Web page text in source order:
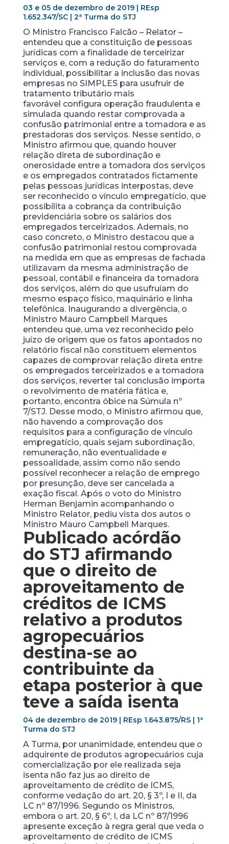
03 e 05 de dezembro de 2019 | REsp
1.652.347/SC | 2ª Turma do STJ
O Ministro Francisco Falcão – Relator –
entendeu que a constituição de pessoas
jurídicas com a finalidade de terceirizar
serviços e, com a redução do faturamento
individual, possibilitar a inclusão das novas
empresas no SIMPLES para usufruir de
tratamento tributário mais
favorável configura operação fraudulenta e
simulada quando restar comprovada a
confusão patrimonial entre a tomadora e as
prestadoras dos serviços. Nesse sentido, o
Ministro afirmou que, quando houver
relação direta de subordinação e
onerosidade entre a tomadora dos serviços
e os empregados contratados fictamente
pelas pessoas jurídicas interpostas, deve
ser reconhecido o vínculo empregatício, que
possibilita a cobrança da contribuição
previdenciária sobre os salários dos
empregados terceirizados. Ademais, no
caso concreto, o Ministro destacou que a
confusão patrimonial restou comprovada
na medida em que as empresas de fachada
utilizavam da mesma administração de
pessoal, contábil e financeira da tomadora
dos serviços, além do que usufruíam do
mesmo espaço físico, maquinário e linha
telefônica. Inaugurando a divergência, o
Ministro Mauro Campbell Marques
entendeu que, uma vez reconhecido pelo
juízo de origem que os fatos apontados no
relatório fiscal não constituem elementos
capazes de comprovar relação direta entre
os empregados terceirizados e a tomadora
dos serviços, reverter tal conclusão importa
o revolvimento de matéria fática e,
portanto, encontra óbice na Súmula nº
7/STJ. Desse modo, o Ministro afirmou que,
não havendo a comprovação dos
requisitos para a configuração de vínculo
empregatício, quais sejam subordinação,
remuneração, não eventualidade e
pessoalidade, assim como não sendo
possível reconhecer a relação de emprego
por presunção, deve ser cancelada a
exação fiscal. Após o voto do Ministro
Herman Benjamin acompanhando o
Ministro Relator, pediu vista dos autos o
Ministro Mauro Campbell Marques.
Publicado acórdão
do STJ afirmando
que o direito de
aproveitamento de
créditos de ICMS
relativo a produtos
agropecuários
destina-se ao
contribuinte da
etapa posterior à que
teve a saída isenta
04 de dezembro de 2019 | REsp 1.643.875/RS | 1ª
Turma do STJ
A Turma, por unanimidade, entendeu que o
adquirente de produtos agropecuários cuja
comercialização por ele realizada seja
isenta não faz jus ao direito de
aproveitamento de crédito de ICMS,
conforme vedação do art. 20, § 3º, I e II, da
LC nº 87/1996. Segundo os Ministros,
embora o art. 20, § 6º, I, da LC nº 87/1996
apresente exceção à regra geral que veda o
aproveitamento de crédito de ICMS